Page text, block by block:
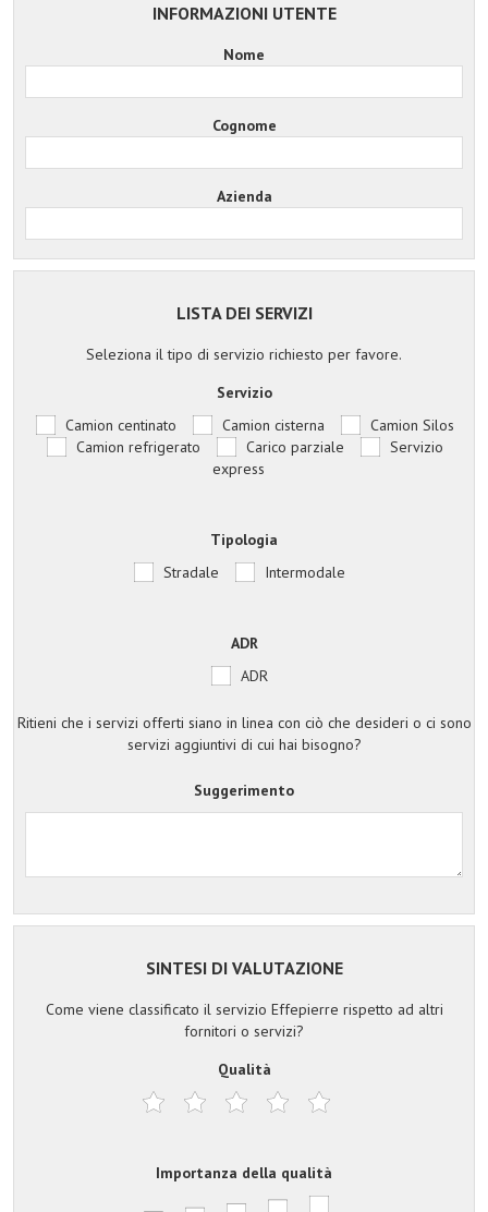
INFORMAZIONI UTENTE
Nome
Cognome
Azienda
LISTA DEI SERVIZI
Seleziona il tipo di servizio richiesto per favore.
Servizio
Camion centinato
Camion cisterna
Camion Silos
Camion refrigerato
Carico parziale
Servizio
express
Tipologia
Stradale
Intermodale
ADR
ADR
Ritieni che i servizi offerti siano in linea con ciò che desideri o ci sono
servizi aggiuntivi di cui hai bisogno?
Suggerimento
SINTESI DI VALUTAZIONE
Come viene classificato il servizio Effepierre rispetto ad altri
fornitori o servizi?
Qualità
Importanza della qualità